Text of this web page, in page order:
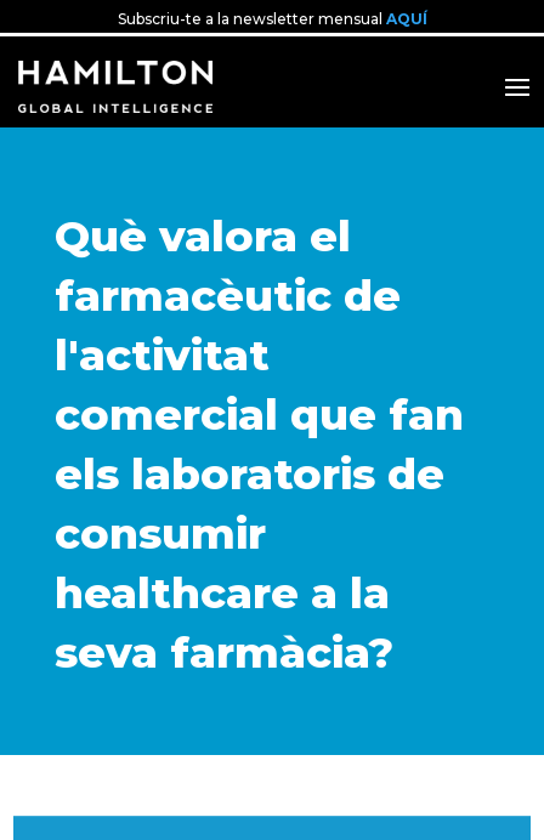
Subscriu-te a la newsletter mensual AQUÍ
Què valora el
farmacèutic de
l'activitat
comercial que fan
els laboratoris de
consumir
healthcare a la
seva farmàcia?